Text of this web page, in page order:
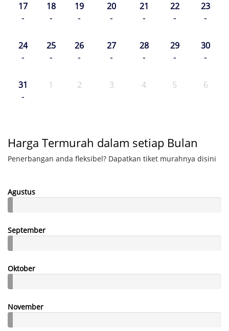
17
-
18
-
19
-
20
-
21
-
22
-
23
-
24
-
25
-
26
-
27
-
28
-
29
-
30
-
31
-
1 2 3 4 5 6
Harga Termurah dalam setiap Bulan
Penerbangan anda fleksibel? Dapatkan tiket murahnya disini
Agustus
September
Oktober
November